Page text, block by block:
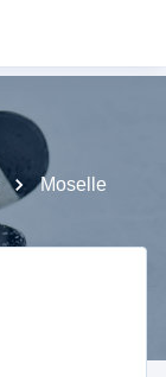
Moselle